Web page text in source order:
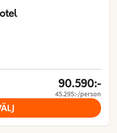
Tripadvisor: 4.2 of 5
90.590:-
45.295:-/person